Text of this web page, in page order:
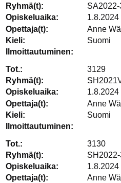
SA2022-
Anne
Suomi
3129
Anne
Suomi
3130
Anne